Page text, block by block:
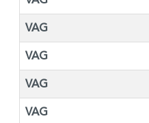
VAG
VAG
VAG
VAG